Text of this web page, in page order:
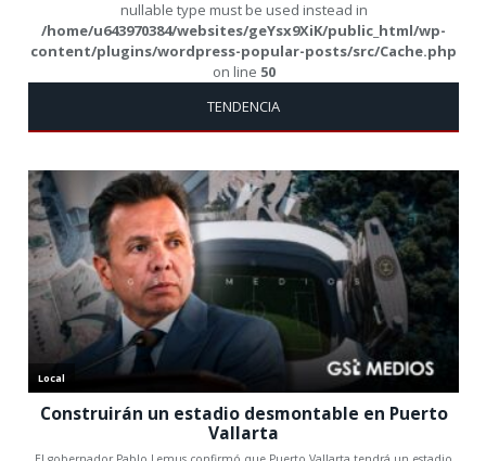
nullable type must be used instead in
/home/u643970384/websites/geYsx9XiK/public_html/wp-
content/plugins/wordpress-popular-posts/src/Cache.php
on line 50
TENDENCIA